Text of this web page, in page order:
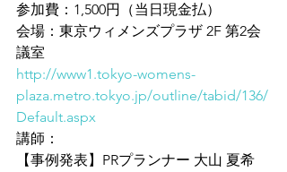
参加費：1,500円（当日現金払）
会場：東京ウィメンズプラザ 2F 第2会
議室
http://www1.tokyo-womens-
plaza.metro.tokyo.jp/outline/tabid/136/
Default.aspx
講師：
【事例発表】PRプランナー 大山 夏希